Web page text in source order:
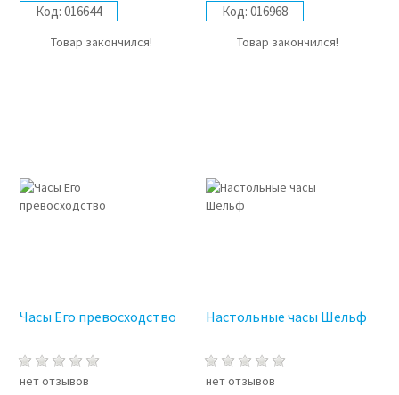
Код: 016644
Товар закончился!
Код: 016968
Товар закончился!
Часы Его превосходство
нет отзывов
Настольные часы Шельф
нет отзывов